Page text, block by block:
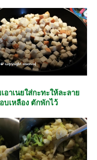
อาเนยใส่กะทะให้ละลา
เหลือง ตักพักไว้